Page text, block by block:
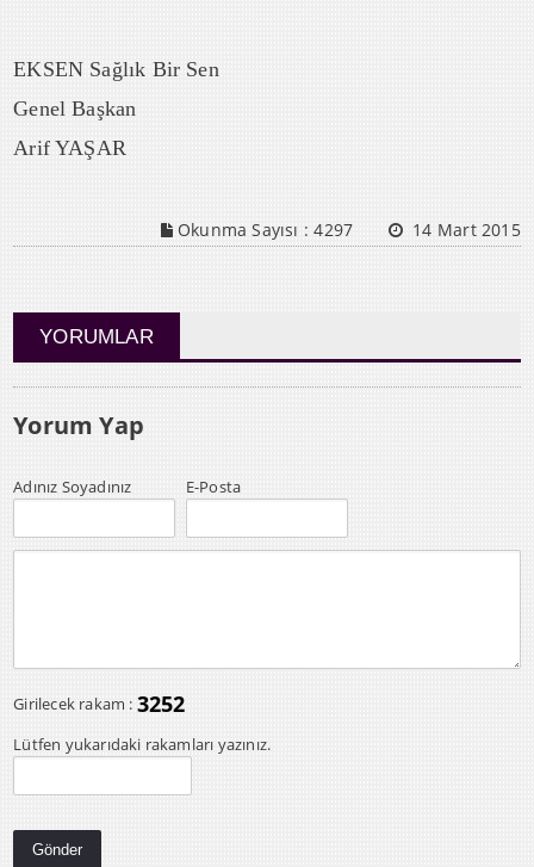
EKSEN Sağlık Bir Sen
Genel Başkan
Arif YAŞAR
Okunma Sayısı :4297 14 Mart 2015
YORUMLAR
Yorum Yap
Adınız Soyadınız E-Posta
Girilecek rakam : 3252
Lütfen yukarıdaki rakamları yazınız.